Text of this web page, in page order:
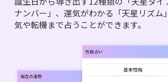
ナンバー」、運気がわかる「天星リズム
気や転機まで占うことができます。